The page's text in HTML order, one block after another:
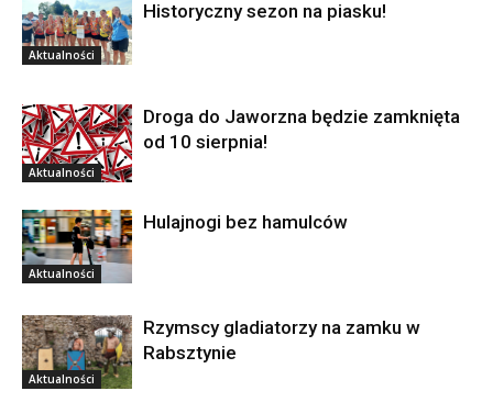
Aktualności
Historyczny sezon na piasku!
Aktualności
Droga do Jaworzna będzie zamknięta
od 10 sierpnia!
Aktualności
Hulajnogi bez hamulców
Aktualności
Rzymscy gladiatorzy na zamku w
Rabsztynie